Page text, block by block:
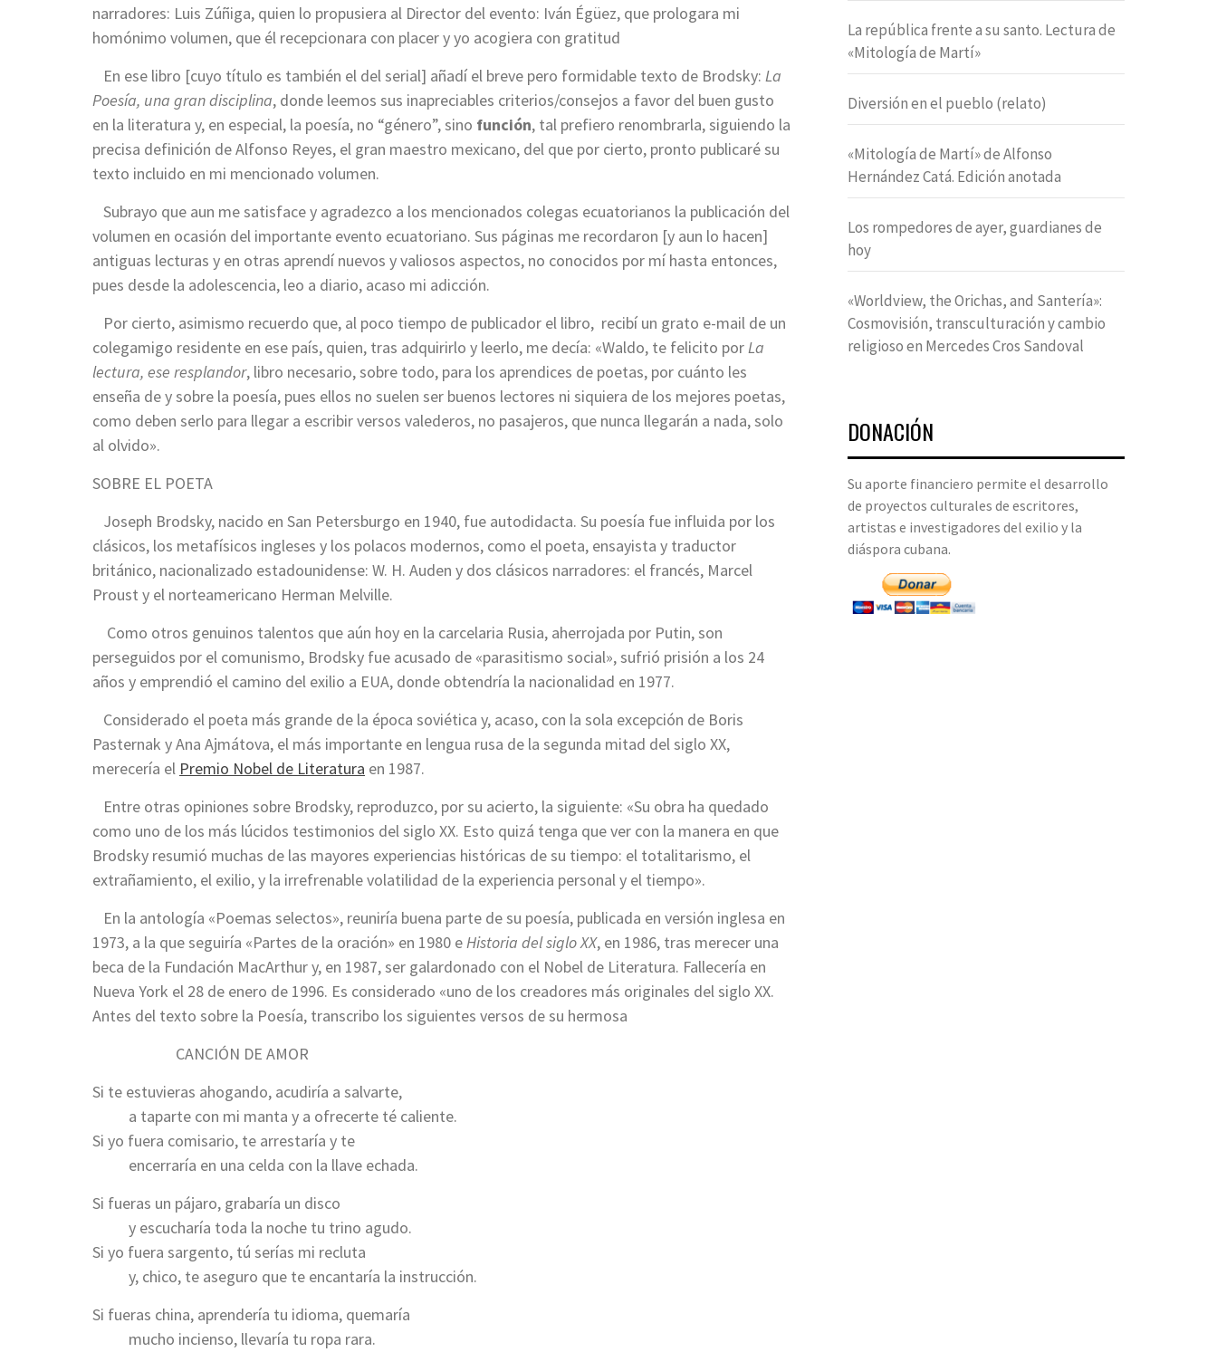
narradores: Luis Zúñiga, quien lo propusiera al Director del evento: Iván Égüez, que prologara mi
homónimo volumen, que él recepcionara con placer y yo acogiera con gratitud
En ese libro [cuyo título es también el del serial] añadí el breve pero formidable texto de Brodsky: La
Poesía, una gran disciplina, donde leemos sus inapreciables criterios/consejos a favor del buen gusto
en la literatura y, en especial, la poesía, no “género”, sino función, tal prefiero renombrarla, siguiendo la
precisa definición de Alfonso Reyes, el gran maestro mexicano, del que por cierto, pronto publicaré su
texto incluido en mi mencionado volumen.
Subrayo que aun me satisface y agradezco a los mencionados colegas ecuatorianos la publicación del
volumen en ocasión del importante evento ecuatoriano. Sus páginas me recordaron [y aun lo hacen]
antiguas lecturas y en otras aprendí nuevos y valiosos aspectos, no conocidos por mí hasta entonces,
pues desde la adolescencia, leo a diario, acaso mi adicción.
Por cierto, asimismo recuerdo que, al poco tiempo de publicador el libro, recibí un grato e-mail de un
colegamigo residente en ese país, quien, tras adquirirlo y leerlo, me decía: «Waldo, te felicito porLa
lectura, ese resplandor, libro necesario, sobre todo, para los aprendices de poetas, por cuánto les
enseña de y sobre la poesía, pues ellos no suelen ser buenos lectores ni siquiera de los mejores poetas,
como deben serlo para llegar a escribir versos valederos, no pasajeros, que nunca llegarán a nada, solo
al olvido».
SOBRE EL POETA
Joseph Brodsky, nacido en San Petersburgo en 1940, fue autodidacta. Su poesía fue influida por los
clásicos, los metafísicos ingleses y los polacos modernos, como el poeta, ensayista y traductor
británico, nacionalizado estadounidense: W. H. Auden y dos clásicos narradores: el francés, Marcel
Proust y el norteamericano Herman Melville.
Como otros genuinos talentos que aún hoy en la carcelaria Rusia, aherrojada por Putin, son
perseguidos por el comunismo, Brodsky fue acusado de «parasitismo social», sufrió prisión a los 24
años y emprendió el camino del exilio a EUA, donde obtendría la nacionalidad en 1977.
Considerado el poeta más grande de la época soviética y, acaso, con la sola excepción de Boris
Pasternak y Ana Ajmátova, el más importante en lengua rusa de la segunda mitad del siglo XX,
merecería el Premio Nobel de Literatura en 1987.
Entre otras opiniones sobre Brodsky, reproduzco, por su acierto, la siguiente: «Su obra ha quedado
como uno de los más lúcidos testimonios del siglo XX. Esto quizá tenga que ver con la manera en que
Brodsky resumió muchas de las mayores experiencias históricas de su tiempo: el totalitarismo, el
extrañamiento, el exilio, y la irrefrenable volatilidad de la experiencia personal y el tiempo».
En la antología «Poemas selectos», reuniría buena parte de su poesía, publicada en versión inglesa en
1973, a la que seguiría «Partes de la oración» en 1980 eHistoria del siglo XX, en 1986, tras merecer una
beca de la Fundación MacArthur y, en 1987, ser galardonado con el Nobel de Literatura. Fallecería en
Nueva York el 28 de enero de 1996. Es considerado «uno de los creadores más originales del siglo XX.
Antes del texto sobre la Poesía, transcribo los siguientes versos de su hermosa
CANCIÓN DE AMOR
Si te estuvieras ahogando, acudiría a salvarte,
a taparte con mi manta y a ofrecerte té caliente.
Si yo fuera comisario, te arrestaría y te
encerraría en una celda con la llave echada.
Si fueras un pájaro, grabaría un disco
y escucharía toda la noche tu trino agudo.
Si yo fuera sargento, tú serías mi recluta
y, chico, te aseguro que te encantaría la instrucción.
Si fueras china, aprendería tu idioma, quemaría
mucho incienso, llevaría tu ropa rara.
La república frente a su santo. Lectura de
«Mitología de Martí»
Diversión en el pueblo (relato)
«Mitología de Martí» de Alfonso
Hernández Catá. Edición anotada
Los rompedores de ayer, guardianes de
hoy
«Worldview, the Orichas, and Santería»:
Cosmovisión, transculturación y cambio
religioso en Mercedes Cros Sandoval
DONACIÓN
Su aporte financiero permite el desarrollo
de proyectos culturales de escritores,
artistas e investigadores del exilio y la
diáspora cubana.